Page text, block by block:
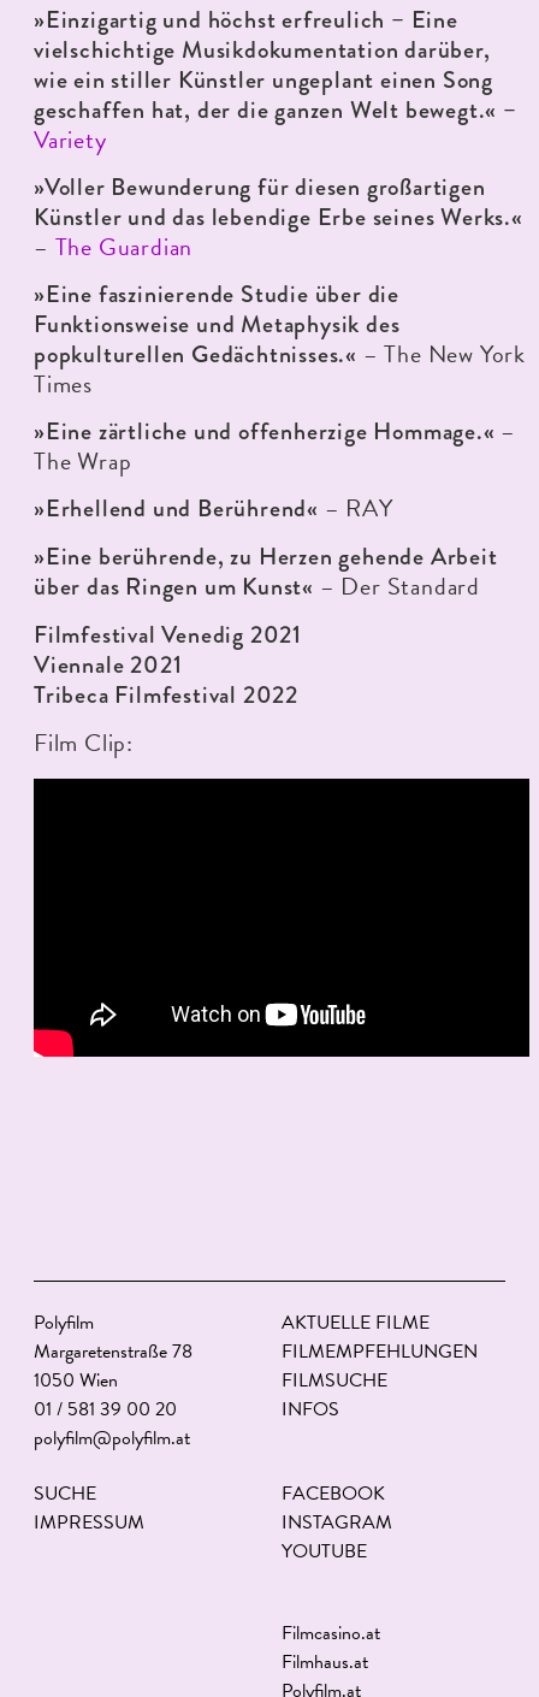
»Einzigartig und höchst erfreulich – Eine
vielschichtige Musikdokumentation darüber,
wie ein stiller Künstler ungeplant einen Song
geschaffen hat, der die ganzen Welt bewegt.« –
Variety
»Voller Bewunderung für diesen großartigen
Künstler und das lebendige Erbe seines Werks.«
– The Guardian
»Eine faszinierende Studie über die
Funktionsweise und Metaphysik des
popkulturellen Gedächtnisses.« – The New York
Times
»Eine zärtliche und offenherzige Hommage.« –
The Wrap
»Erhellend und Berührend« – RAY
»Eine berührende, zu Herzen gehende Arbeit
über das Ringen um Kunst« – Der Standard
Filmfestival Venedig 2021
Viennale 2021
Tribeca Filmfestival 2022
Film Clip:
Polyfilm
Margaretenstraße 78
1050 Wien
01 / 581 39 00 20
polyfilm@polyfilm.at
AKTUELLE FILME
FILMEMPFEHLUNGEN
FILMSUCHE
INFOS
SUCHE
IMPRESSUM
FACEBOOK
INSTAGRAM
YOUTUBE
Filmcasino.at
Filmhaus.at
Polyfilm.at